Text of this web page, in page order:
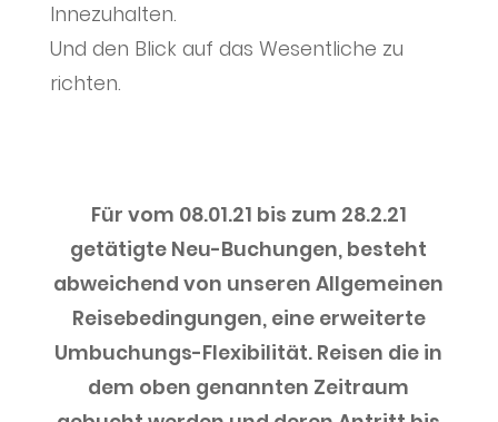
Innezuhalten.
Und den Blick auf das Wesentliche zu
richten.
Für vom 08.01.21 bis zum 28.2.21
getätigte Neu-Buchungen, besteht
abweichend von unseren Allgemeinen
Reisebedingungen, eine erweiterte
Umbuchungs-Flexibilität. Reisen die in
dem oben genannten Zeitraum